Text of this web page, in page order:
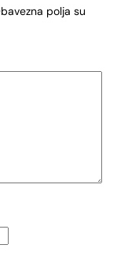
polja su